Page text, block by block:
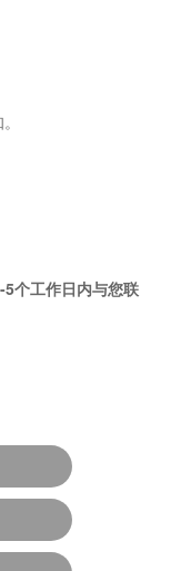
个工作日内与您联